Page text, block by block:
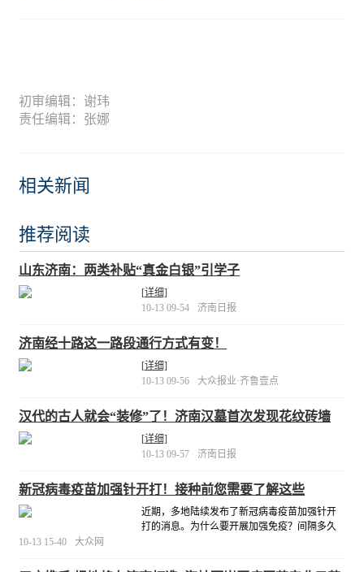
初审编辑：谢玮
责任编辑：张娜
相关新闻
推荐阅读
山东济南：两类补贴“真金白银”引学子
[详细]
10-13 09-54
济南日报
济南经十路这一路段通行方式有变！
[详细]
10-13 09-56
大众报业·齐鲁壹点
汉代的古人就会“装修”了！济南汉墓首次发现花纹砖墙
[详细]
10-13 09-57
济南日报
新冠病毒疫苗加强针开打！接种前您需要了解这些
近期，多地陆续发布了新冠病毒疫苗加强针开
打的消息。为什么要开展加强免疫？间隔多久
10-13 15-40 大众网